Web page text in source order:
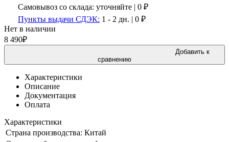
Самовывоз со склада: уточняйте | 0 ₽
Пункты выдачи СДЭК: 1 - 2 дн. | 0 ₽
Нет в наличии
8 490₽
Добавить к
сравнению
Характеристики
Описание
Документация
Оплата
Характеристики
Страна производства: Китай